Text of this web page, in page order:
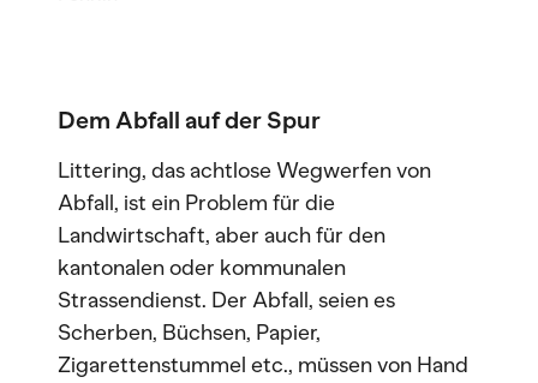
Dem Abfall auf der Spur
Littering, das achtlose Wegwerfen von
Abfall, ist ein Problem für die
Landwirtschaft, aber auch für den
kantonalen oder kommunalen
Strassendienst. Der Abfall, seien es
Scherben, Büchsen, Papier,
Zigarettenstummel etc., müssen von Hand